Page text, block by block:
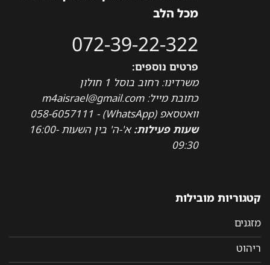
מכל הלב
072-39-22-322
פרטים נוספים:
משרדינו: רחוב בוסל 1 חולון
כתובת מייל: m4aisrael@gmail.com
וואטסאפ (WhatsApp) - 058-6057111
שעות פעילות:
א'-ה' בין השעות 16:00-
09:30
קטגוריות מובילות
מזגנים
ריהוט